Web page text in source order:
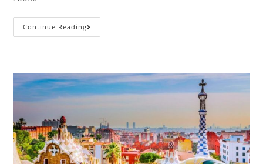
Continue ReadingVacanta
In
7
Nopti)